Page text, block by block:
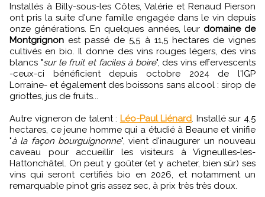
Installés à Billy-sous-les Côtes, Valérie et Renaud Pierson
ont pris la suite d'une famille engagée dans le vin depuis
onze générations. En quelques années, leur domaine de
Montgrignon est passé de 5,5 à 11,5 hectares de vignes
cultivés en bio. Il donne des vins rouges légers, des vins
blancs "sur le fruit et faciles à boire", des vins effervescents
-ceux-ci bénéficient depuis octobre 2024 de l'IGP
Lorraine- et également des boissons sans alcool : sirop de
griottes, jus de fruits...
Autre vigneron de talent : Léo-Paul Liénard . Installé sur 4,5
hectares, ce jeune homme qui a étudié à Beaune et vinifie
"à la façon bourguignonne", vient d'inaugurer un nouveau
caveau pour accueillir les visiteurs à Vigneulles-les-
Hattonchâtel. On peut y goûter (et y acheter, bien sûr) ses
vins qui seront certifiés bio en 2026, et notamment un
remarquable pinot gris assez sec, à prix très très doux.